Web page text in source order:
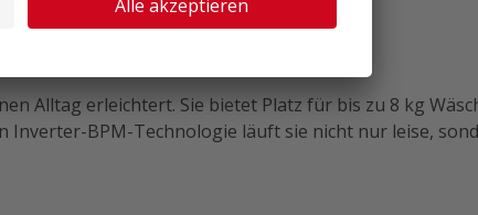
Alltag erleichtert. Sie bietet Platz für bis zu 8 kg
BPM-Technologie läuft sie nicht nur leise,